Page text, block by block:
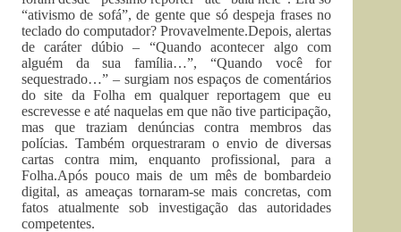
“ativismo de sofá”, de gente que só despeja frases no
teclado do computador? Provavelmente.Depois, alertas
de caráter dúbio – “Quando acontecer algo com
alguém da sua família…”, “Quando você for
sequestrado…” – surgiam nos espaços de comentários
do site da Folha em qualquer reportagem que eu
escrevesse e até naquelas em que não tive participação,
mas que traziam denúncias contra membros das
polícias. Também orquestraram o envio de diversas
cartas contra mim, enquanto profissional, para a
Folha.Após pouco mais de um mês de bombardeio
digital, as ameaças tornaram-se mais concretas, com
fatos atualmente sob investigação das autoridades
competentes.